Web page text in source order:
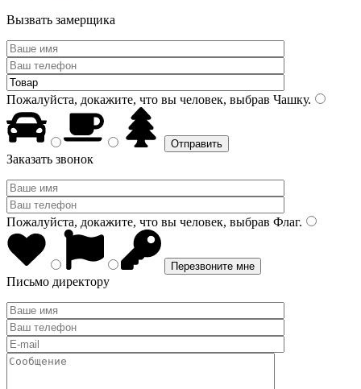
Вызвать замерщика
Пожалуйста, докажите, что вы человек, выбрав Чашку.
Заказать звонок
Пожалуйста, докажите, что вы человек, выбрав Флаг.
Письмо директору